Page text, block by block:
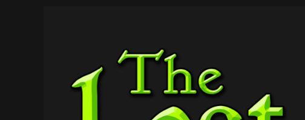
Lost
Dungeon